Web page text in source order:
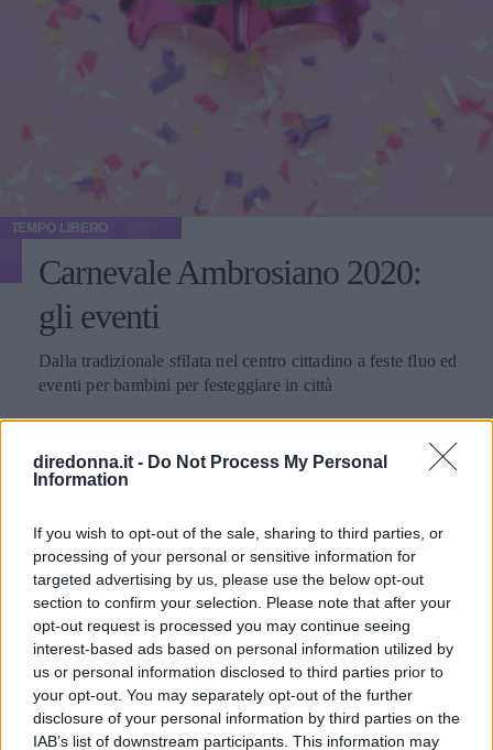
diredonna.it - Do Not Process My Personal
Information
If you wish to opt-out of the sale, sharing to third parties, or
processing of your personal or sensitive information for
targeted advertising by us, please use the below opt-out
section to confirm your selection. Please note that after your
opt-out request is processed you may continue seeing
interest-based ads based on personal information utilized by
us or personal information disclosed to third parties prior to
your opt-out. You may separately opt-out of the further
disclosure of your personal information by third parties on the
IAB’s list of downstream participants. This information may
TEMPO LIBERO
Carnevale Ambrosiano 2020:
gli eventi
Dalla tradizionale sfilata nel centro cittadino a feste fluo ed
eventi per bambini per festeggiare in città